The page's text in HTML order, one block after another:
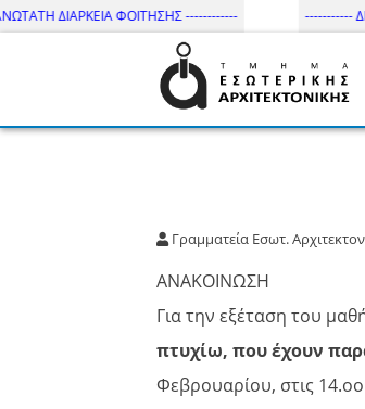
ΔΙΑΡΚΕΙΑ ΦΟΙΤΗΣΗΣ ------------ -----------
Τμήμα Εσωτ.
Γραμματεία Εσωτ.
ΑΝΑΚΟΙΝΩΣΗ
Για την εξέταση του
πτυχίω, που έχουν
Φεβρουαρίου, στις